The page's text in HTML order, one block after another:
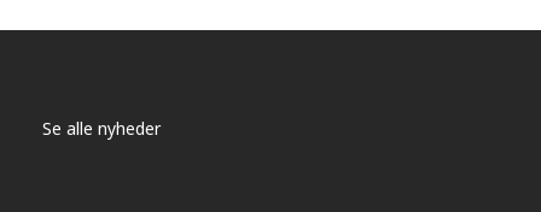
Se alle nyheder